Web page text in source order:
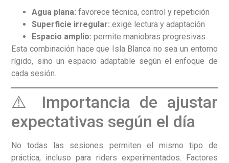
Agua plana: favorece técnica, control y repetición
Superficie irregular: exige lectura y adaptación
Espacio amplio: permite maniobras progresivas
Esta combinación hace que Isla Blanca no sea un entorno
rígido, sino un espacio adaptable según el enfoque de
cada sesión.
⚠️ Importancia de ajustar
expectativas según el día
No todas las sesiones permiten el mismo tipo de
práctica, incluso para riders experimentados. Factores